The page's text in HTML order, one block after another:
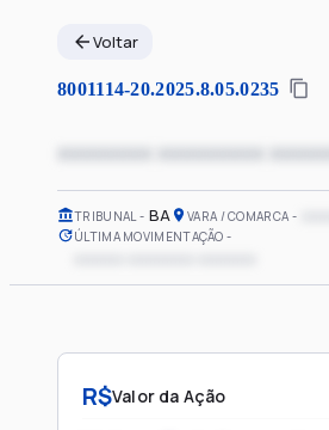
Voltar
8001114-20.2025.8.05.0235
xxxxxxxx xxxxxxxxx
TRIBUNAL BA VARA / COMARCA
ÚLTIMA MOVIMENTAÇÃO
R$Valor da Ação